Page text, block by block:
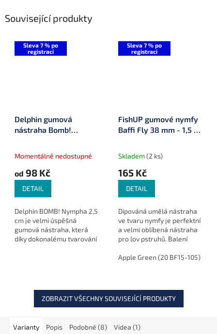
Související produkty
Sleva 7 % po
registraci
Delphin gumová
nástraha Bomb!
Momentálně nedostupné
od 98 Kč
DETAIL
Delphin BOMB! Nympha 2,5
cm je velmi úspěšná
gumová nástraha, která
díky dokonalému tvarování
Sleva 7 % po
registraci
FishUP gumové nymfy
Baffi Fly 38 mm - 1,5 10
Skladem(2 ks)
165 Kč
DETAIL
Dipováná umělá nástraha
ve tvaru nymfy je perfektní
a velmi oblíbená nástraha
pro lov pstruhů. Balení
Apple Green (20 BF15-105)
ZOBRAZIT VŠECHNY SOUVISEJÍCÍ PRODUKTY
Varianty Popis Podobné (8) Videa (1)